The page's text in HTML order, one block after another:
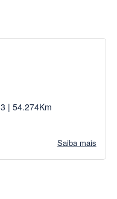
| 54.274Km
Saiba mais